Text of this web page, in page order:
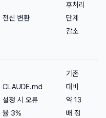
전신 변환
후처리
단계
감소
CLAUDE.md
설정 시 오류
율 3%
기존
대비
약 13
배 정